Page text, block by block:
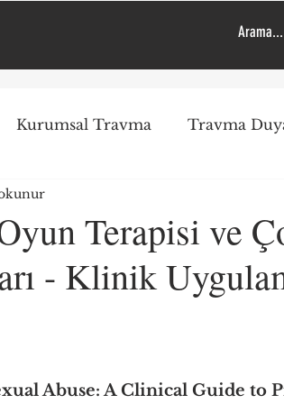
Kurumsal Travma Travma
Uygulama Okul
Terapisi ve
- Klinik
Abuse: A Clinical Guide to